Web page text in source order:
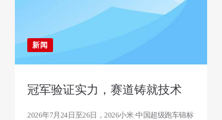
新闻
冠军验证实力，赛道铸就技术
2026年7月24日至26日，2026小米·中国超级跑车锦标